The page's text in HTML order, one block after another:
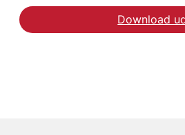
Download